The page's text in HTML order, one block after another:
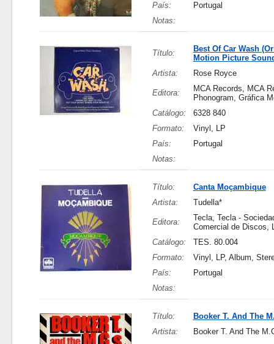
País:
Portugal
Notas:
Título:
Best Of Car Wash
Motion Picture
Artista:
Rose Royce
Editora:
MCA Records, MCA
Phonogram, Gráfica
Catálogo:
6328 840
Formato:
Vinyl, LP
País:
Portugal
Notas:
Título:
Canta Moçambique
Artista:
Tudella*
Editora:
Tecla, Tecla -
Comercial de Discos,
Catálogo:
TES. 80.004
Formato:
Vinyl, LP, Album,
País:
Portugal
Notas:
Título:
Booker T. And The
Artista:
Booker T. And The